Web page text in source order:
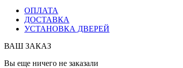
ОПЛАТА
ДОСТАВКА
УСТАНОВКА ДВЕРЕЙ
ВАШ ЗАКАЗ
Вы еще ничего не заказали